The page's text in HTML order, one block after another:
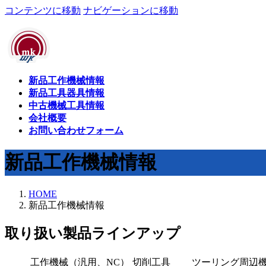
コンテンツに移動 ナビゲーションに移動
新品工作機械情報
新品工具器具情報
中古機械工具情報
会社概要
お問い合わせフォーム
新品工作機械情報
HOME
新品工作機械情報
取り扱い製品ラインアップ
工作機械（汎用、NC） 切削工具 ツーリング周辺